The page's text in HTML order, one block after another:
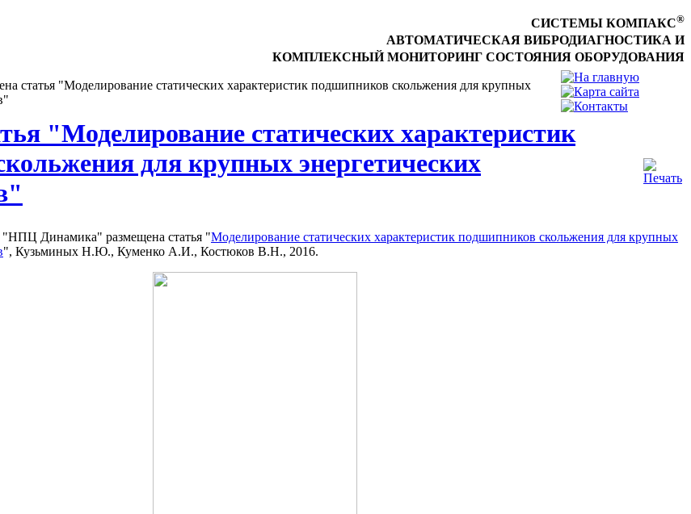
СИСТЕМЫ КОМПАКС®
АВТОМАТИЧЕСКАЯ ВИБРОДИАГНОСТИКА И
КОМПЛЕКСНЫЙ МОНИТОРИНГ СОСТОЯНИЯ ОБОРУДОВАНИЯ
статья "Моделирование статических характеристик подшипников скольжения для крупных
"Моделирование статических характеристик
для крупных энергетических
"НПЦ Динамика" размещена статья "Моделирование статических характеристик подшипников скольжения для крупных
", Кузьминых Н.Ю., Куменко А.И., Костюков В.Н., 2016.